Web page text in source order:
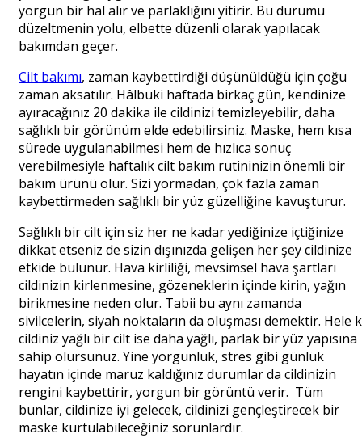
yorgun bir hal alır ve parlaklığını yitirir. Bu durumu
düzeltmenin yolu, elbette düzenli olarak yapılacak
bakımdan geçer.
Cilt bakımı, zaman kaybettirdiği düşünüldüğü için çoğu
zaman aksatılır. Hâlbuki haftada birkaç gün, kendinize
ayıracağınız 20 dakika ile cildinizi temizleyebilir, daha
sağlıklı bir görünüm elde edebilirsiniz. Maske, hem kısa
sürede uygulanabilmesi hem de hızlıca sonuç
verebilmesiyle haftalık cilt bakım rutininizin önemli bir
bakım ürünü olur. Sizi yormadan, çok fazla zaman
kaybettirmeden sağlıklı bir yüz güzelliğine kavuşturur.
Sağlıklı bir cilt için siz her ne kadar yediğinize içtiğinize
dikkat etseniz de sizin dışınızda gelişen her şey cildinize
etkide bulunur. Hava kirliliği, mevsimsel hava şartları
cildinizin kirlenmesine, gözeneklerin içinde kirin, yağın
birikmesine neden olur. Tabii bu aynı zamanda
sivilcelerin, siyah noktaların da oluşması demektir. Hele
cildiniz yağlı bir cilt ise daha yağlı, parlak bir yüz yapısına
sahip olursunuz. Yine yorgunluk, stres gibi günlük
hayatın içinde maruz kaldığınız durumlar da cildinizin
rengini kaybettirir, yorgun bir görüntü verir. Tüm
bunlar, cildinize iyi gelecek, cildinizi gençleştirecek bir
maske kurtulabileceğiniz sorunlardır.